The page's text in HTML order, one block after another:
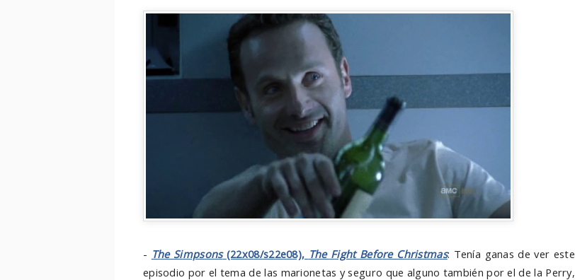
- The Simpsons(22x08/s22e08), The Fight Before Christmas: Tenía ganas de ver este
episodio por el tema de las marionetas y seguro que alguno también por el de la Perry,